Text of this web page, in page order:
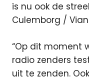
is nu ook de
Culemborg /
“Op dit moment
radio zenders
uit te zenden.